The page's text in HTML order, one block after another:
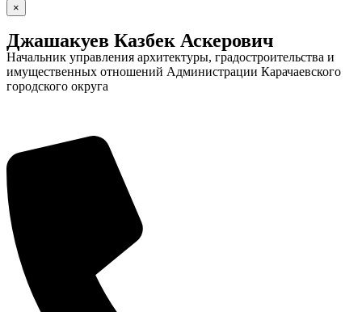
×
Джашакуев Казбек Аскерович
Начальник управления архитектуры, градостроительства и
имущественных отношений Администрации Карачаевского
городского округа